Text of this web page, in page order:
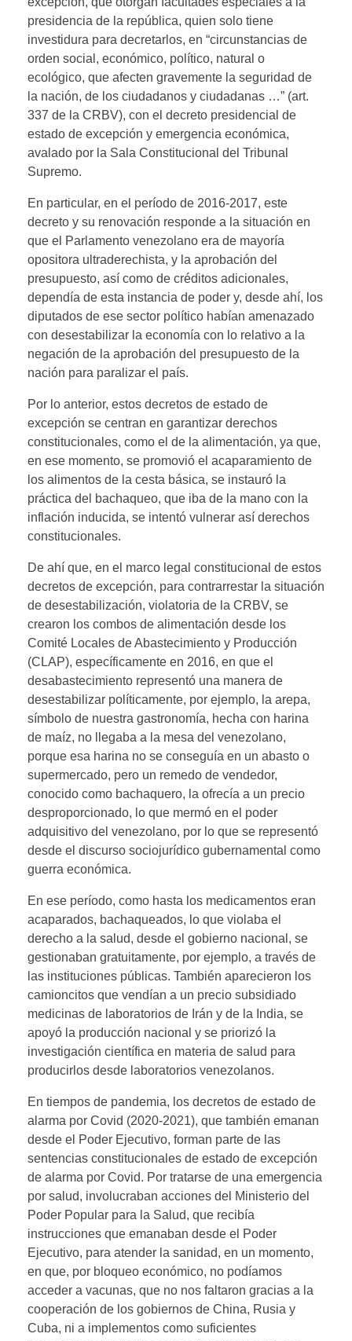
presidencia de la república, quien solo tiene
investidura para decretarlos, en “circunstancias de
orden social, económico, político, natural o
ecológico, que afecten gravemente la seguridad de
la nación, de los ciudadanos y ciudadanas …” (art.
337 de la CRBV), con el decreto presidencial de
estado de excepción y emergencia económica,
avalado por la Sala Constitucional del Tribunal
Supremo.
En particular, en el período de 2016-2017, este
decreto y su renovación responde a la situación en
que el Parlamento venezolano era de mayoría
opositora ultraderechista, y la aprobación del
presupuesto, así como de créditos adicionales,
dependía de esta instancia de poder y, desde ahí, los
diputados de ese sector político habían amenazado
con desestabilizar la economía con lo relativo a la
negación de la aprobación del presupuesto de la
nación para paralizar el país.
Por lo anterior, estos decretos de estado de
excepción se centran en garantizar derechos
constitucionales, como el de la alimentación, ya que,
en ese momento, se promovió el acaparamiento de
los alimentos de la cesta básica, se instauró la
práctica del bachaqueo, que iba de la mano con la
inflación inducida, se intentó vulnerar así derechos
constitucionales.
De ahí que, en el marco legal constitucional de estos
decretos de excepción, para contrarrestar la situación
de desestabilización, violatoria de la CRBV, se
crearon los combos de alimentación desde los
Comité Locales de Abastecimiento y Producción
(CLAP), específicamente en 2016, en que el
desabastecimiento representó una manera de
desestabilizar políticamente, por ejemplo, la arepa,
símbolo de nuestra gastronomía, hecha con harina
de maíz, no llegaba a la mesa del venezolano,
porque esa harina no se conseguía en un abasto o
supermercado, pero un remedo de vendedor,
conocido como bachaquero, la ofrecía a un precio
desproporcionado, lo que mermó en el poder
adquisitivo del venezolano, por lo que se representó
desde el discurso sociojurídico gubernamental como
guerra económica.
En ese período, como hasta los medicamentos eran
acaparados, bachaqueados, lo que violaba el
derecho a la salud, desde el gobierno nacional, se
gestionaban gratuitamente, por ejemplo, a través de
las instituciones públicas. También aparecieron los
camioncitos que vendían a un precio subsidiado
medicinas de laboratorios de Irán y de la India, se
apoyó la producción nacional y se priorizó la
investigación científica en materia de salud para
producirlos desde laboratorios venezolanos.
En tiempos de pandemia, los decretos de estado de
alarma por Covid (2020-2021), que también emanan
desde el Poder Ejecutivo, forman parte de las
sentencias constitucionales de estado de excepción
de alarma por Covid. Por tratarse de una emergencia
por salud, involucraban acciones del Ministerio del
Poder Popular para la Salud, que recibía
instrucciones que emanaban desde el Poder
Ejecutivo, para atender la sanidad, en un momento,
en que, por bloqueo económico, no podíamos
acceder a vacunas, que no nos faltaron gracias a la
cooperación de los gobiernos de China, Rusia y
Cuba, ni a implementos como suficientes